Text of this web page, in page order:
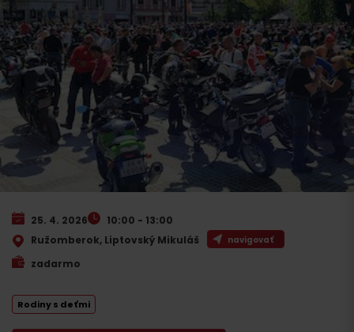
25. 4. 2026
10:00 - 13:00
Ružomberok, Liptovský Mikuláš
navigovať
zadarmo
Rodiny s deťmi